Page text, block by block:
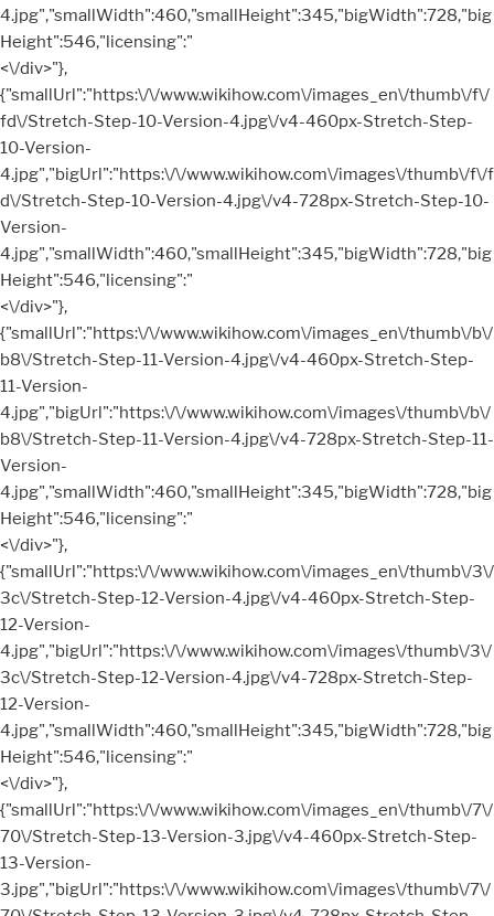
4.jpg","smallWidth":460,"smallHeight":345,"bigWidth":728,"big
Height":546,"licensing":"
<\/div>"},
{"smallUrl":"https:\/\/www.wikihow.com\/images_en\/thumb\/f\/
fd\/Stretch-Step-10-Version-4.jpg\/v4-460px-Stretch-Step-
10-Version-
4.jpg","bigUrl":"https:\/\/www.wikihow.com\/images\/thumb\/f\/f
d\/Stretch-Step-10-Version-4.jpg\/v4-728px-Stretch-Step-10-
Version-
4.jpg","smallWidth":460,"smallHeight":345,"bigWidth":728,"big
Height":546,"licensing":"
<\/div>"},
{"smallUrl":"https:\/\/www.wikihow.com\/images_en\/thumb\/b\/
b8\/Stretch-Step-11-Version-4.jpg\/v4-460px-Stretch-Step-
11-Version-
4.jpg","bigUrl":"https:\/\/www.wikihow.com\/images\/thumb\/b\/
b8\/Stretch-Step-11-Version-4.jpg\/v4-728px-Stretch-Step-11-
Version-
4.jpg","smallWidth":460,"smallHeight":345,"bigWidth":728,"big
Height":546,"licensing":"
<\/div>"},
{"smallUrl":"https:\/\/www.wikihow.com\/images_en\/thumb\/3\/
3c\/Stretch-Step-12-Version-4.jpg\/v4-460px-Stretch-Step-
12-Version-
4.jpg","bigUrl":"https:\/\/www.wikihow.com\/images\/thumb\/3\/
3c\/Stretch-Step-12-Version-4.jpg\/v4-728px-Stretch-Step-
12-Version-
4.jpg","smallWidth":460,"smallHeight":345,"bigWidth":728,"big
Height":546,"licensing":"
<\/div>"},
{"smallUrl":"https:\/\/www.wikihow.com\/images_en\/thumb\/7\/
70\/Stretch-Step-13-Version-3.jpg\/v4-460px-Stretch-Step-
13-Version-
3.jpg","bigUrl":"https:\/\/www.wikihow.com\/images\/thumb\/7\/